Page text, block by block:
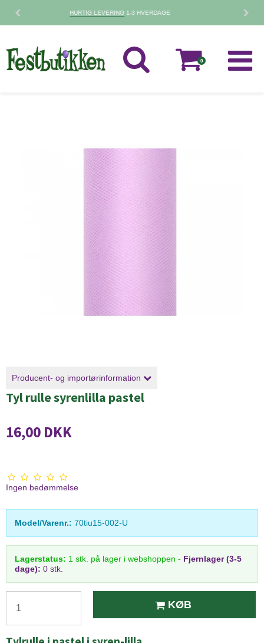
30 DAGESFORTRYDELSESRET
0
Producent- og importørinformation
Tyl rulle syrenlilla pastel
16,00 DKK
Ingen bedømmelse
Model/Varenr.: 70tiu15-002-U
Lagerstatus: 1 stk. på lager i webshoppen - Fjernlager (3-5
dage): 0 stk.
KØB